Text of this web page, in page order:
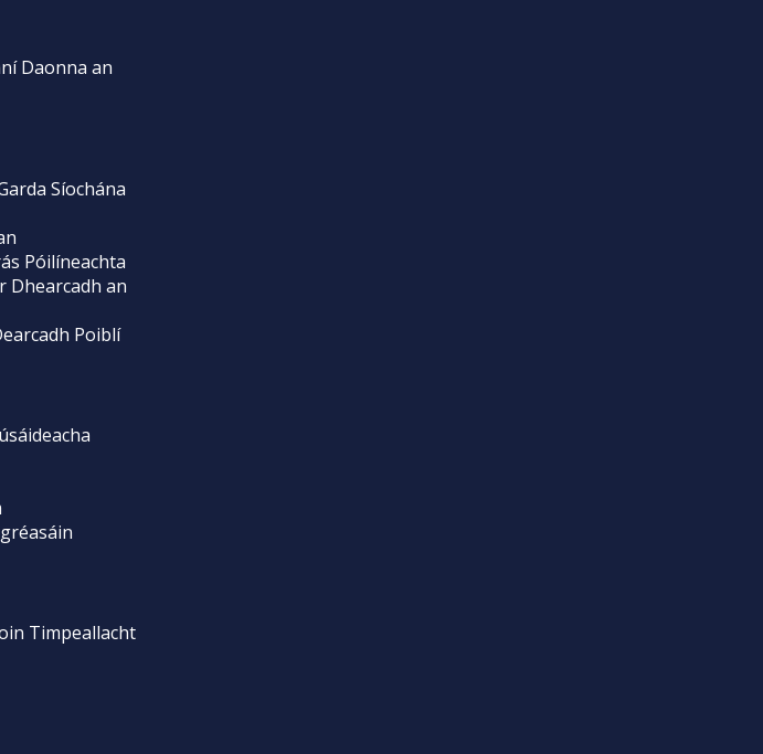
Daonna an
Síochána
Póilíneachta
Dhearcadh an
Poiblí
Timpeallacht